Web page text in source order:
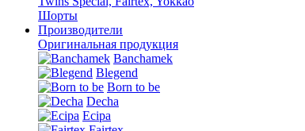
Шорты
Производители
Оригинальная продукция
Banchamek
Blegend
Born to be
Decha
Ecipa